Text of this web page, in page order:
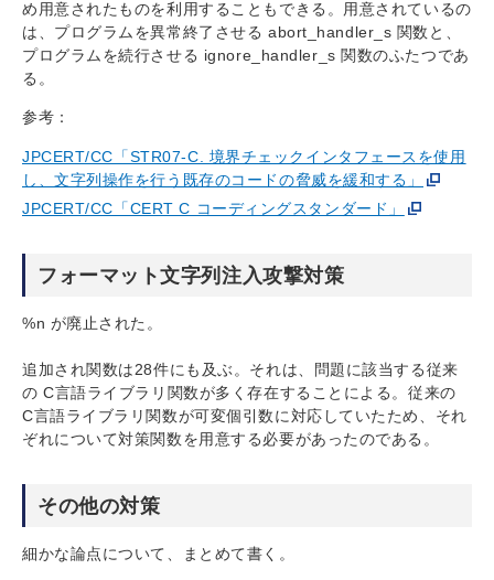
め用意されたものを利用することもできる。用意されているの
は、プログラムを異常終了させる abort_handler_s 関数と、
プログラムを続行させる ignore_handler_s 関数のふたつであ
る。
参考：
JPCERT/CC「STR07-C. 境界チェックインタフェースを使用
し、文字列操作を行う既存のコードの脅威を緩和する」
JPCERT/CC「CERT C コーディングスタンダード」
フォーマット文字列注入攻撃対策
%n が廃止された。
追加され関数は28件にも及ぶ。それは、問題に該当する従来
の C言語ライブラリ関数が多く存在することによる。従来の
C言語ライブラリ関数が可変個引数に対応していたため、それ
ぞれについて対策関数を用意する必要があったのである。
その他の対策
細かな論点について、まとめて書く。